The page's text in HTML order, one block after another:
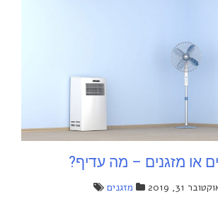
או מזגנים – מה עדיף?
31, 2019 מזגנים